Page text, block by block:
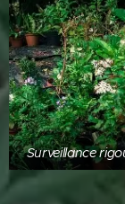
Surveillance